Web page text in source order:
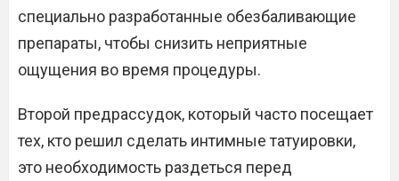
специально разработанные обезбаливающие
препараты, чтобы снизить неприятные
ощущения во время процедуры.
Второй предрассудок, который часто посещает
тех, кто решил сделать интимные татуировки,
это необходимость раздеться перед